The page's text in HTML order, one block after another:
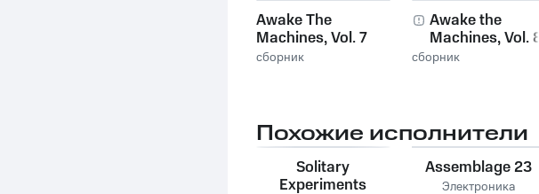
Awake The
Machines, Vol. 7
сборник
Awake the
Machines, Vol. 8
сборник
Похожие исполнители
Solitary
Experiments
Assemblage 23
Электроника